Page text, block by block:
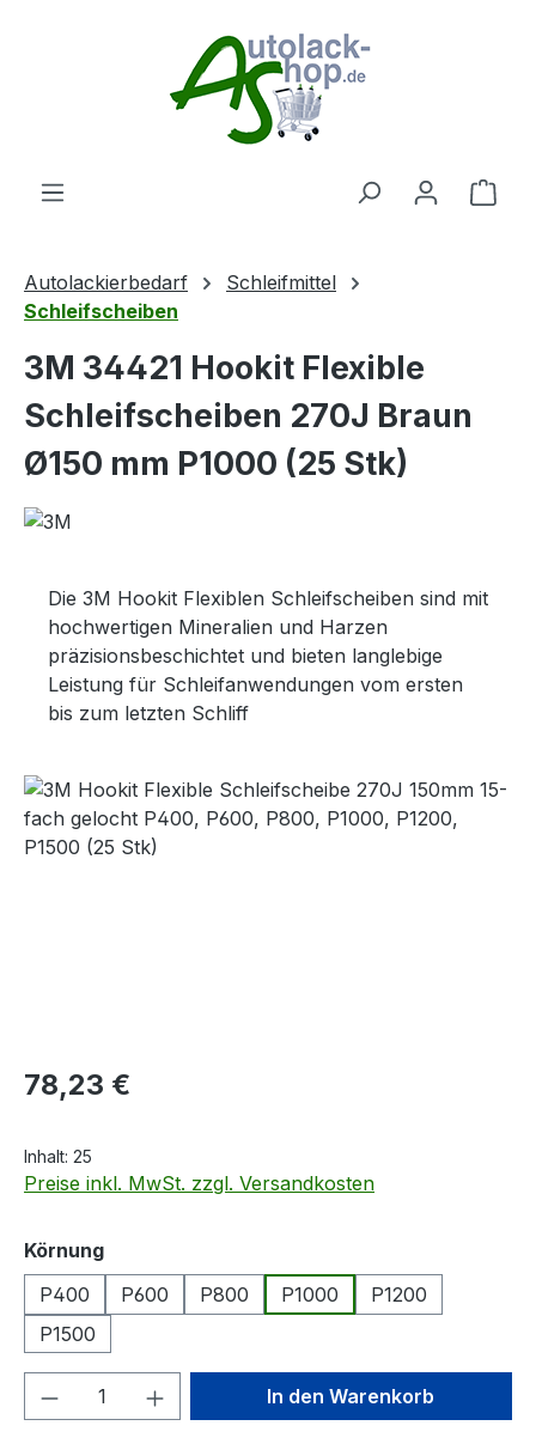
Autolackierbedarf
Schleifmittel
Schleifscheiben
3M 34421 Hookit Flexible
Schleifscheiben 270J Braun
Ø150 mm P1000 (25 Stk)
Die 3M Hookit Flexiblen Schleifscheiben sind mit
hochwertigen Mineralien und Harzen
präzisionsbeschichtet und bieten langlebige
Leistung für Schleifanwendungen vom ersten
bis zum letzten Schliff
Bildergalerie überspringen
Regulärer Preis:
78,23 €
Inhalt: 25
Preise inkl. MwSt. zzgl. Versandkosten
Körnungauswählen
P400
P600 P800 P1000
P1200
P1500
Produkt Anzahl: Gib denIn den Warenkorb